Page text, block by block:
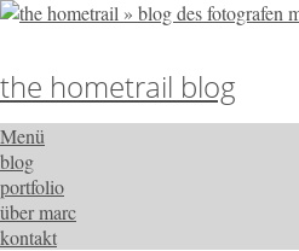
the hometrail blog
Menü
blog
portfolio
über marc
kontakt